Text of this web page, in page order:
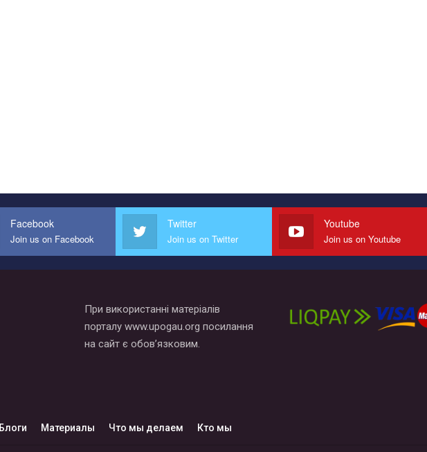
Facebook
Join us on Facebook
Twitter
Join us on Twitter
Youtube
Join us on Youtube
При використанні матеріалів
порталу www.upogau.org посилання
на сайт є обов’язковим.
Блоги Материалы Что мы делаем Кто мы